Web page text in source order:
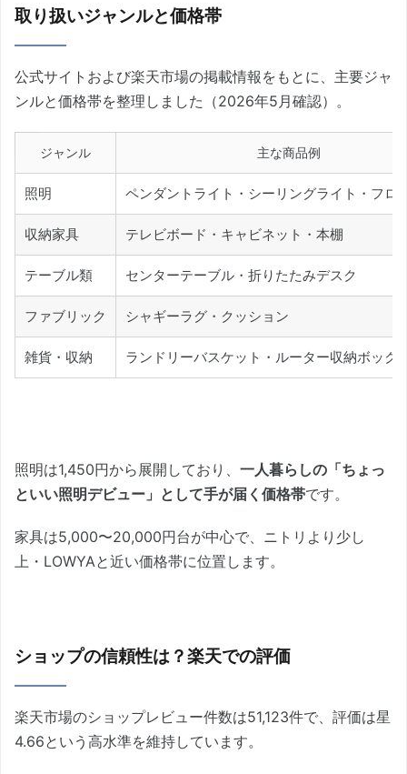
取り扱いジャンルと価格帯
公式サイトおよび楽天市場の掲載情報をもとに、主要ジャ
ンルと価格帯を整理しました（2026年5月確認）。
ジャンル 主な商品例
照明 ペンダントライト・シーリングライト・フロ
収納家具 テレビボード・キャビネット・本棚
テーブル類 センターテーブル・折りたたみデスク
ファブリック シャギーラグ・クッション
雑貨・収納 ランドリーバスケット・ルーター収納ボック
照明は1,450円から展開しており、 一人暮らしの「ちょっ
といい照明デビュー」として手が届く価格帯です。
家具は5,000〜20,000円台が中心で、ニトリより少し
上・LOWYAと近い価格帯に位置します。
ショップの信頼性は？楽天での評価
楽天市場のショップレビュー件数は51,123件で、評価は星
4.66という高水準を維持しています。